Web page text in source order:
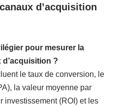
d’acquisition
pour mesurer la
?
le taux de conversion, le
la valeur moyenne par
investissement (ROI) et les